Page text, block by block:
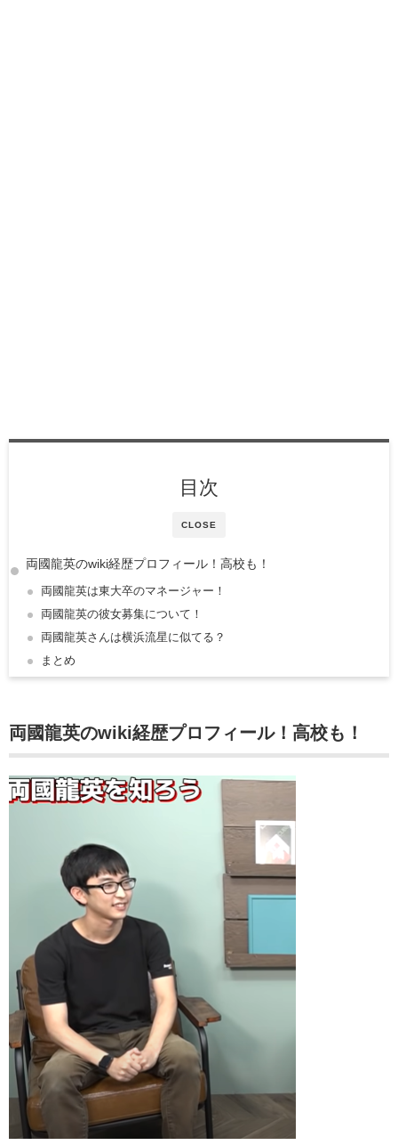
CLOSE
目次
両國龍英のwiki経歴プロフィール！高校も！
両國龍英は東大卒のマネージャー！
両國龍英の彼女募集について！
両國龍英さんは横浜流星に似てる？
まとめ
両國龍英のwiki経歴プロフィール！高校も！